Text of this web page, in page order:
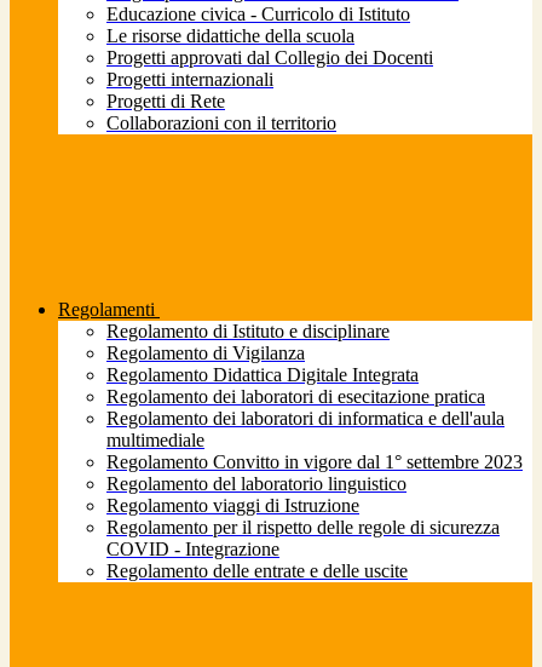
Educazione civica - Curricolo di Istituto
Le risorse didattiche della scuola
Progetti approvati dal Collegio dei Docenti
Progetti internazionali
Progetti di Rete
Collaborazioni con il territorio
Regolamenti
Regolamento di Istituto e disciplinare
Regolamento di Vigilanza
Regolamento Didattica Digitale Integrata
Regolamento dei laboratori di esecitazione pratica
Regolamento dei laboratori di informatica e dell'aula
multimediale
Regolamento Convitto in vigore dal 1° settembre 2023
Regolamento del laboratorio linguistico
Regolamento viaggi di Istruzione
Regolamento per il rispetto delle regole di sicurezza
COVID - Integrazione
Regolamento delle entrate e delle uscite